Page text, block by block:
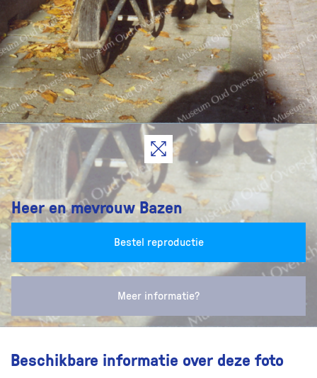
Heer en mevrouw Bazen
Bestel reproductie
Meer informatie?
Beschikbare informatie over deze foto